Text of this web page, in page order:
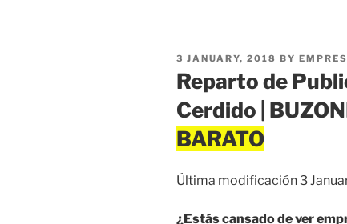
POSTED
ON
3 JANUARY, 2018 BY
Reparto de
Cerdido |
Última modificación 3
¿Estás cansado de ver